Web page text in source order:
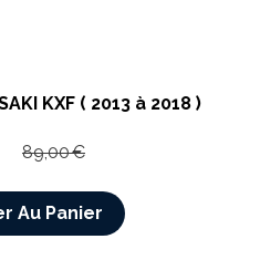
KXF ( 2013 à 2018 )
89,00€
Au Panier